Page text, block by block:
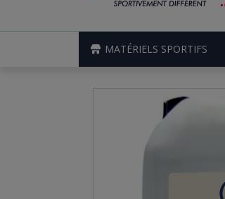
MATÉRIELS SPORTIFS